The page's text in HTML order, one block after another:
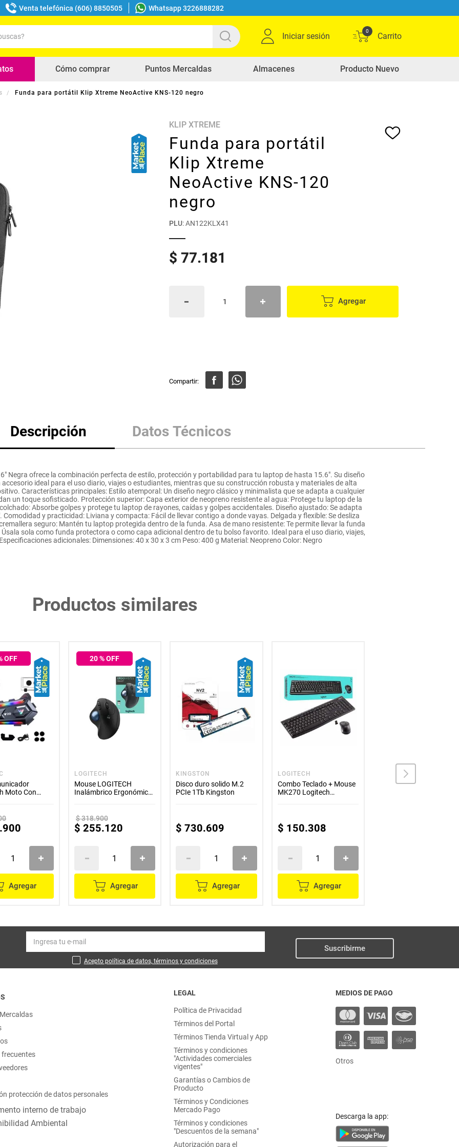
Venta telefónica (606) 8850505 Whatsapp 3226888282
Iniciar sesión
0
Cómo comprar Puntos Mercaldas Almacenes Producto Nuevo
Funda para portátil Klip Xtreme NeoActive KNS-120 negro
KLIP XTREME
Funda para portátil
Klip Xtreme
NeoActive KNS-120
negro
PLU:AN122KLX41
$77.181
Agregar
Descripción Datos Técnicos
Negra ofrece la combinación perfecta de estilo, protección y portabilidad para tu laptop de hasta 15.6". Su diseño
ideal para el uso diario, viajes o estudiantes, mientras que su construcción robusta y materiales de alta
Características principales: Estilo atemporal: Un diseño negro clásico y minimalista que se adapta a cualquier
un toque sofisticado. Protección superior: Capa exterior de neopreno resistente al agua: Protege tu laptop de la
Absorbe golpes y protege tu laptop de rayones, caídas y golpes accidentales. Diseño ajustado: Se adapta
y practicidad: Liviana y compacta: Fácil de llevar contigo a donde vayas. Delgada y flexible: Se desliza
seguro: Mantén tu laptop protegida dentro de la funda. Asa de mano resistente: Te permite llevar la funda
sola como funda protectora o como capa adicional dentro de tu bolso favorito. Ideal para el uso diario, viajes,
adicionales: Dimensiones: 40 x 30 x 3 cm Peso: 400 g Material: Neopreno Color: Negro
Productos similares
OFF
Moto Con
.900
Agregar
20% OFF
LOGITECH
Mouse LOGITECH
Inalámbrico Ergonómico
$318.900
$ 255.120
Agregar
KINGSTON
Disco duro solido M.2
PCIe 1Tb Kingston
$ 730.609
Agregar
LOGITECH
Combo Teclado + Mouse
MK270 Logitech
$ 150.308
Agregar
LOGITECH
Mouse inalámbrico M170
Acepto política de datos, términos y condiciones
Suscribirme
protección de datos personales
interno de trabajo
Ambiental
LEGAL
Política de Privacidad
Términos del Portal
Términos Tienda Virtual y App
Términos y condiciones
"Actividades comerciales
vigentes"
Garantías o Cambios de
Producto
Términos y Condiciones
Mercado Pago
Términos y condiciones
"Descuentos de la semana"
Autorización para el
MEDIOS DE PAGO
Otros
Descarga la app:
buscados